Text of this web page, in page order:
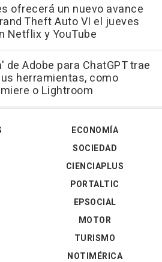
ofrecerá un nuevo avance
Theft Auto VI el jueves
Netflix y YouTube
de Adobe para ChatGPT trae
herramientas, como
o Lightroom
ECONOMÍA
SOCIEDAD
CIENCIAPLUS
PORTALTIC
EPSOCIAL
MOTOR
TURISMO
NOTIMÉRICA